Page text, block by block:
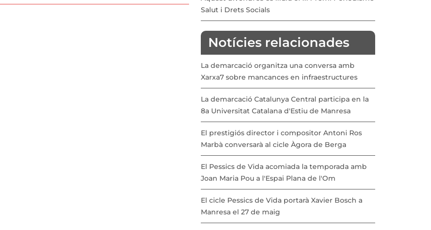
Salut i Drets Socials
Notícies relacionades
La demarcació organitza una conversa amb
Xarxa7 sobre mancances en infraestructures
La demarcació Catalunya Central participa en la
8a Universitat Catalana d'Estiu de Manresa
El prestigiós director i compositor Antoni Ros
Marbà conversarà al cicle Àgora de Berga
El Pessics de Vida acomiada la temporada amb
Joan Maria Pou a l'Espai Plana de l'Om
El cicle Pessics de Vida portarà Xavier Bosch a
Manresa el 27 de maig